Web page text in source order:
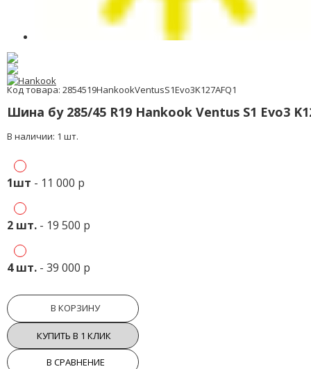
Код товара: 2854519HankookVentusS1Evo3K127AFQ1
Шина бу 285/45 R19 Hankook Ventus S1 Evo3
В наличии: 1 шт.
1шт - 11 000 р
2 шт. - 19 500 р
4 шт. - 39 000 р
В КОРЗИНУ
КУПИТЬ В 1 КЛИК
В СРАВНЕНИЕ